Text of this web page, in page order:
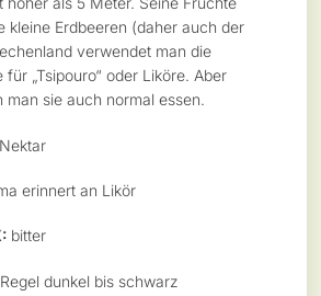
kleine Erdbeeren (daher auch der
verwendet man die
für „Tsipouro“ oder Liköre. Aber
man sie auch normal essen.
erinnert an Likör
bitter
dunkel bis schwarz